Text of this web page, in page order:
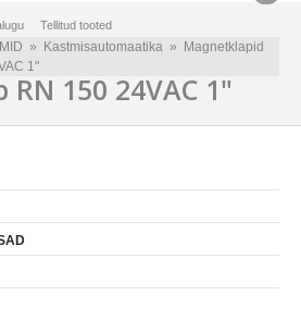
Tellitud tooted
» Kastmisautomaatika »
Magnetklapid
1"
150 24VAC 1"